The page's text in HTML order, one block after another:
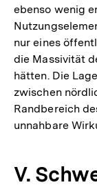
ebenso wenig
nur eines
die Massivität
hätten. Die
zwischen
Randbereich
unnahbare
V.